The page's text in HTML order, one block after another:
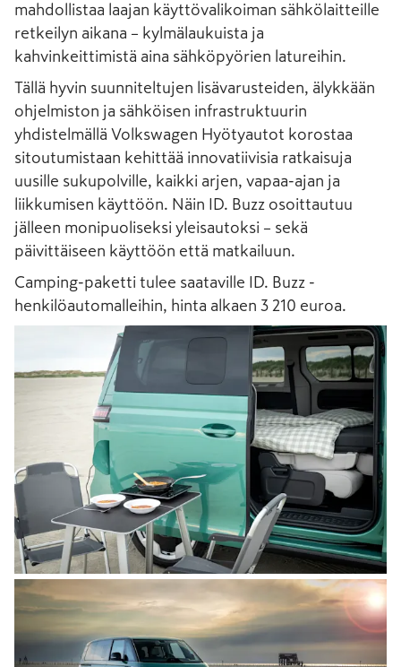
mahdollistaa laajan käyttövalikoiman sähkölaitteille
retkeilyn aikana – kylmälaukuista ja
kahvinkeittimistä aina sähköpyörien latureihin.
Tällä hyvin suunniteltujen lisävarusteiden, älykkään
ohjelmiston ja sähköisen infrastruktuurin
yhdistelmällä Volkswagen Hyötyautot korostaa
sitoutumistaan kehittää innovatiivisia ratkaisuja
uusille sukupolville, kaikki arjen, vapaa-ajan ja
liikkumisen käyttöön. Näin ID. Buzz osoittautuu
jälleen monipuoliseksi yleisautoksi – sekä
päivittäiseen käyttöön että matkailuun.
Camping-paketti tulee saataville ID. Buzz -
henkilöautomalleihin, hinta alkaen 3 210 euroa.